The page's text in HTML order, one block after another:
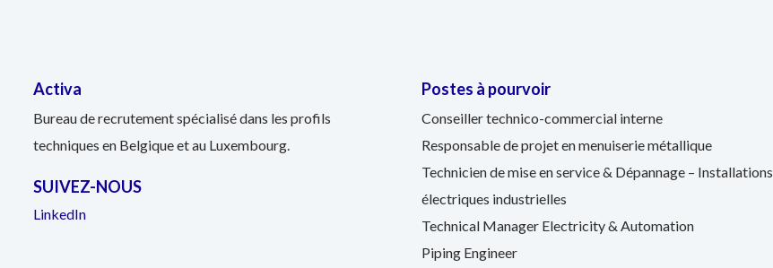
Activa
Bureau de recrutement spécialisé dans les profils
techniques en Belgique et au Luxembourg.
SUIVEZ-NOUS
LinkedIn
Postes à pourvoir
Conseiller technico-commercial interne
Responsable de projet en menuiserie métallique
Technicien de mise en service & Dépannage – Installations
électriques industrielles
Technical Manager Electricity & Automation
Piping Engineer